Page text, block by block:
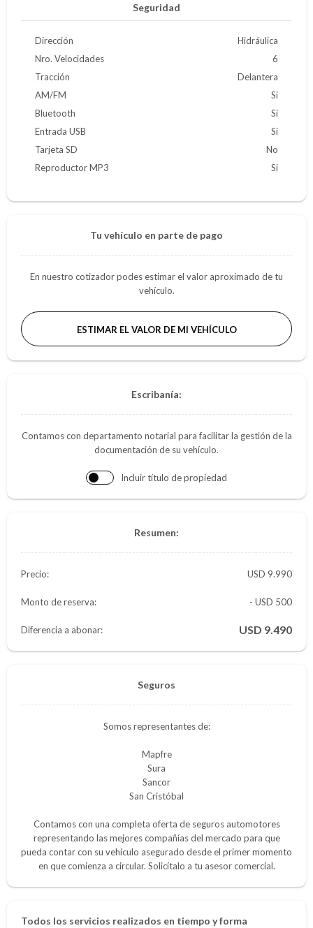
Seguridad
Dirección
Hidráulica
Nro. Velocidades
6
Tracción
Delantera
AM/FM
Si
Bluetooth
Si
Entrada USB
Si
Tarjeta SD
No
Reproductor MP3
Si
Tu vehículo en parte de pago
En nuestro cotizador podes estimar el valor aproximado de tu
vehículo.
ESTIMAR EL VALOR DE MI VEHÍCULO
Escribanía:
Contamos con departamento notarial para facilitar la gestión de la
documentación de su vehículo.
Incluir título de propiedad
Resumen:
Precio: 9.990
Monto de reserva: - USD 500
Diferencia a abonar: 9.490
Seguros
Somos representantes de:
Mapfre
Sura
Sancor
San Cristóbal
Contamos con una completa oferta de seguros automotores
representando las mejores compañías del mercado para que
pueda contar con su vehículo asegurado desde el primer momento
en que comienza a circular. Solicítalo a tu asesor comercial.
Todos los servicios realizados en tiempo y forma